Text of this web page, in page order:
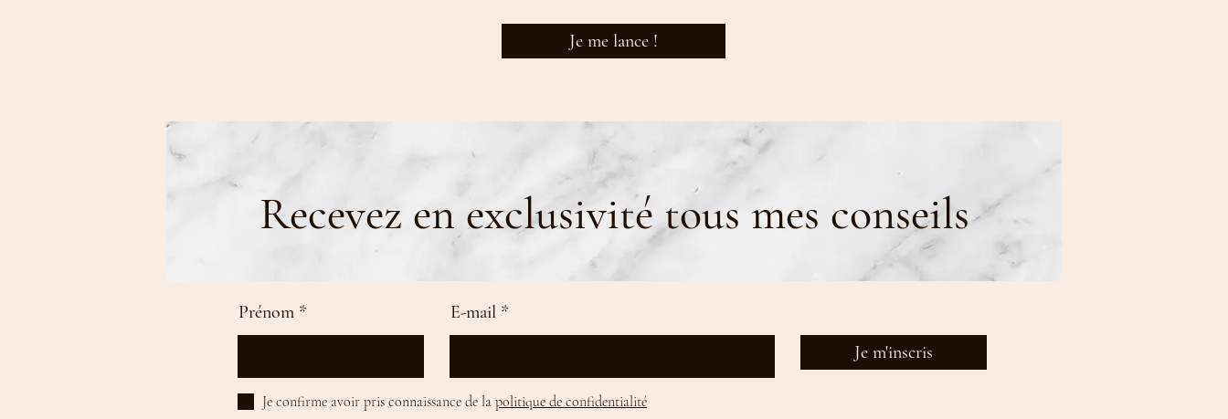
Je me lance !
Recevez en exclusivité tous mes conseils
Prénom
E-mail
Je m'inscris
Je confirme avoir pris connaissance de la politique de confidentialité